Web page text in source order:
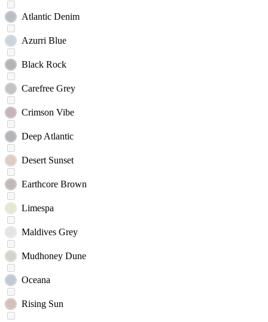
Atlantic Denim
Azurri Blue
Black Rock
Carefree Grey
Crimson Vibe
Deep Atlantic
Desert Sunset
Earthcore Brown
Limespa
Maldives Grey
Mudhoney Dune
Oceana
Rising Sun